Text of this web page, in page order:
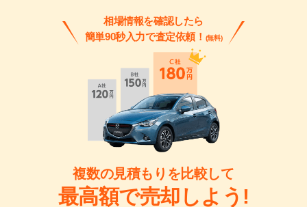
相場情報を確認したら
簡単90秒入力で査定依頼！ (無料)
複数の見積もりを比較して
最高額で売却しよう!